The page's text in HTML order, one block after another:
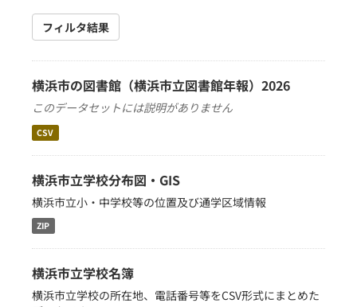
フィルタ結果
横浜市の図書館（横浜市立図書館年報）2026
このデータセットには説明がありません
CSV
横浜市立学校分布図・GIS
横浜市立小・中学校等の位置及び通学区域情報
ZIP
横浜市立学校名簿
横浜市立学校の所在地、電話番号等をCSV形式にまとめた